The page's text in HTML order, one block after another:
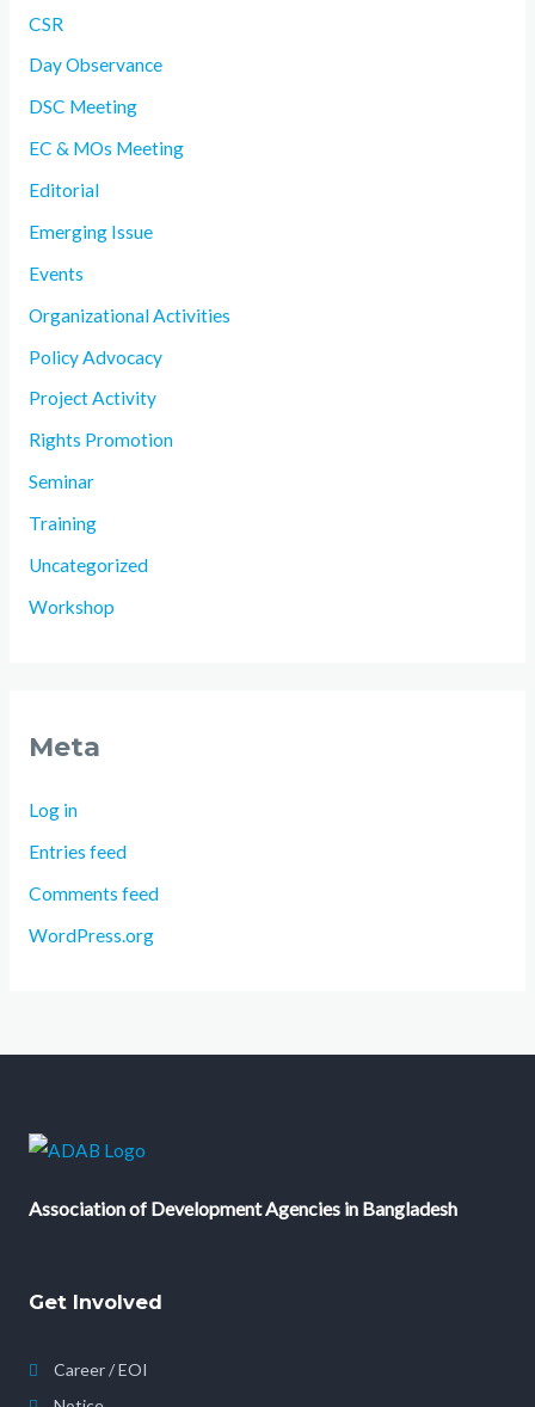
CSR
Day Observance
DSC Meeting
EC & MOs Meeting
Editorial
Emerging Issue
Events
Organizational Activities
Policy Advocacy
Project Activity
Rights Promotion
Seminar
Training
Uncategorized
Workshop
Meta
Log in
Entries feed
Comments feed
WordPress.org
Association of Development Agencies in Bangladesh
Get Involved
Career / EOI